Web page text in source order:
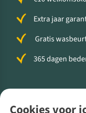
Extra jaar
Gratis
365 dagen